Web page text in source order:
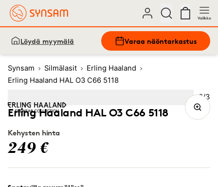
Valikko
Löydä myymälä Varaa näöntarkastus
Synsam Silmälasit
Erling Haaland
Erling Haaland HAL O3 C66 5118
Erling Haaland HAL O3 C66 5118
Kehysten hinta
249 €
Kuva
2/3
Image1 3